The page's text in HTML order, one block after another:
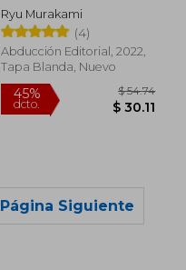
Ryu Murakami
(4)
Abducción Editorial, 2022,
Tapa Blanda, Nuevo
Página Siguiente